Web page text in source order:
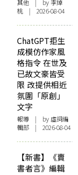
其他 | by 李焯
桃 | 2026-08-04
ChatGPT拒生
成模仿作家風
格指令 在世及
已故文豪皆受
限 改提供相近
氛圍「原創」
文字
報導 | by 虛詞編
輯部 | 2026-08-04
【新書】《賣
書者言》編輯